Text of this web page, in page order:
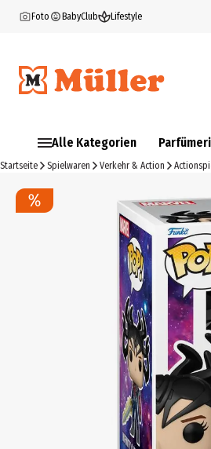
Foto BabyClub Lifestyle
Alle Kategorien
Startseite Spielwaren Verkehr & Action